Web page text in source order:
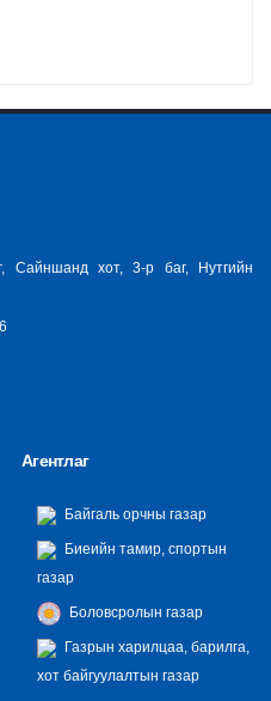
Сайншанд хот, 3-р баг, Нутгийн
Агентлаг
Байгаль орчны газар
Биеийн тамир, спортын
газар
Боловсролын газар
Газрын харилцаа, барилга,
хот байгуулалтын газар